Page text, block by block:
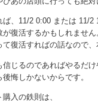
、11/2 0:00 または 11/2
復活するかもしれません
復活すればの話なので
じるのであればやるだ
悔しかないからです。
入の鉄則は、